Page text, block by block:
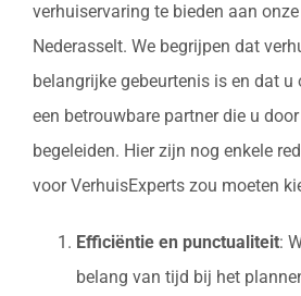
verhuiservaring te bieden aan
Nederasselt. We begrijpen dat
belangrijke gebeurtenis is en dat u
een betrouwbare partner die u
begeleiden. Hier zijn nog enkele
voor VerhuisExperts zou moeten
Efficiëntie en punctualiteit:
belang van tijd bij het